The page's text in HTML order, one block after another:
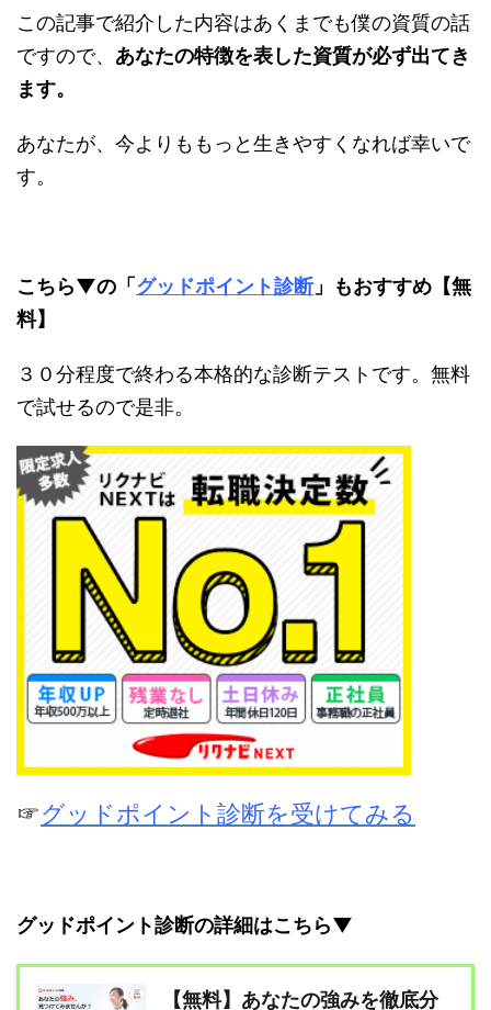
この記事で紹介した内容はあくまでも僕の資質の話
ですので、 あなたの特徴を表した資質が必ず出てき
ます。
あなたが、今よりももっと生きやすくなれば幸いで
す。
こちら▼の「 グッドポイント診断」もおすすめ【無
料】
３０分程度で終わる本格的な診断テストです。無料
で試せるので是非。
☞グッドポイント診断を受けてみる
グッドポイント診断の詳細はこちら▼
【無料】あなたの強みを徹底分